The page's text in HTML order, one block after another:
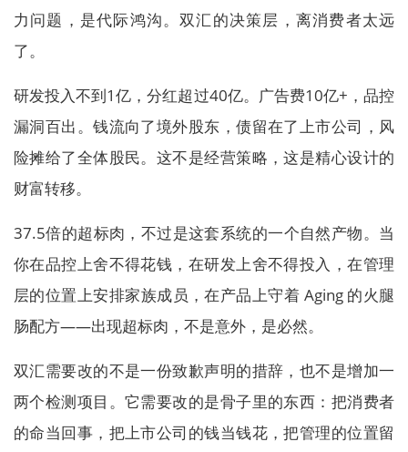
力问题，是代际鸿沟。双汇的决策层，离消费者太远
了。
研发投入不到1亿，分红超过40亿。广告费10亿+，品控
漏洞百出。钱流向了境外股东，债留在了上市公司，风
险摊给了全体股民。这不是经营策略，这是精心设计的
财富转移。
37.5倍的超标肉，不过是这套系统的一个自然产物。当
你在品控上舍不得花钱，在研发上舍不得投入，在管理
层的位置上安排家族成员，在产品上守着 Aging 的火腿
肠配方——出现超标肉，不是意外，是必然。
双汇需要改的不是一份致歉声明的措辞，也不是增加一
两个检测项目。它需要改的是骨子里的东西：把消费者
的命当回事，把上市公司的钱当钱花，把管理的位置留